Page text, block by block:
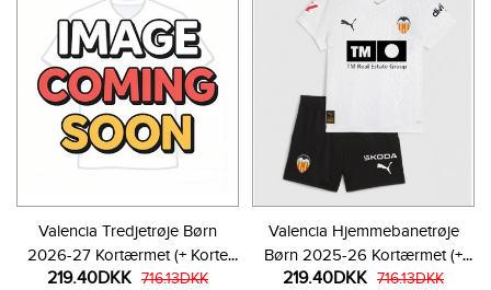
Valencia Tredjetrøje Børn
2026-27 Kortærmet (+ Korte
bukser)
219.40DKK 716.13DKK
Valencia Hjemmebanetrøje
Børn 2025-26 Kortærmet (+
Korte bukser)
219.40DKK 716.13DKK